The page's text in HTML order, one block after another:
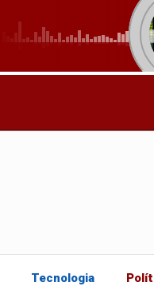
Tecnologia